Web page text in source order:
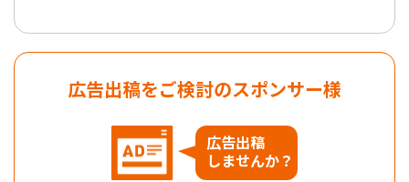
広告出稿をご検討のスポンサー様
広告出稿
しませんか？